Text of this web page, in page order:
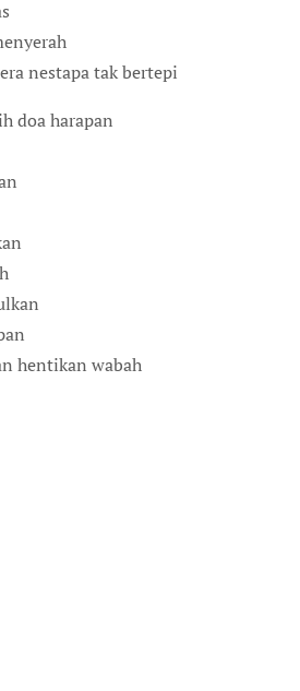
nestapa tak bertepi
doa harapan
hentikan wabah